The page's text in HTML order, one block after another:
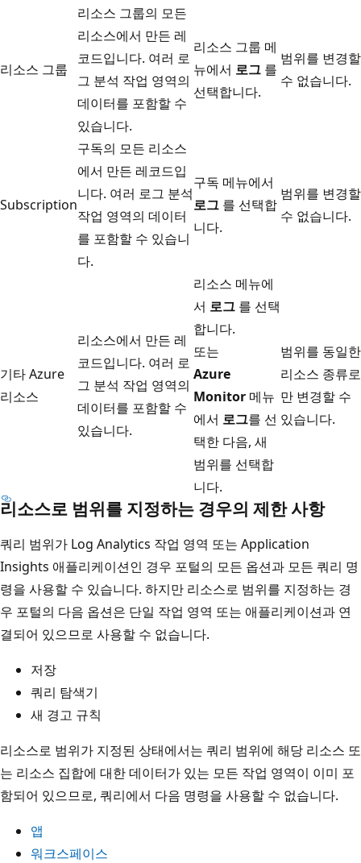
리소스 그룹
리소스 그룹의 모든
리소스에서 만든 레
코드입니다. 여러 로
그 분석 작업 영역의
데이터를 포함할 수
있습니다.
리소스 그룹 메
뉴에서 로그 를
선택합니다.
범위를 변경할
수 없습니다.
Subscription
구독의 모든 리소스
에서 만든 레코드입
니다. 여러 로그 분석
작업 영역의 데이터
를 포함할 수 있습니
다.
구독 메뉴에서
로그 를 선택합
니다.
범위를 변경할
수 없습니다.
기타 Azure
리소스
리소스에서 만든 레
코드입니다. 여러 로
그 분석 작업 영역의
데이터를 포함할 수
있습니다.
리소스 메뉴에
서 로그 를 선택
합니다.
또는
Azure
Monitor 메뉴
에서 로그를 선
택한 다음, 새
범위를 선택합
니다.
범위를 동일한
리소스 종류로
만 변경할 수
있습니다.
리소스로 범위를 지정하는 경우의 제한 사항
쿼리 범위가 Log Analytics 작업 영역 또는 Application
Insights 애플리케이션인 경우 포털의 모든 옵션과 모든 쿼리 명
령을 사용할 수 있습니다. 하지만 리소스로 범위를 지정하는 경
우 포털의 다음 옵션은 단일 작업 영역 또는 애플리케이션과 연
결되어 있으므로 사용할 수 없습니다.
저장
쿼리 탐색기
새 경고 규칙
리소스로 범위가 지정된 상태에서는 쿼리 범위에 해당 리소스 또
는 리소스 집합에 대한 데이터가 있는 모든 작업 영역이 이미 포
함되어 있으므로, 쿼리에서 다음 명령을 사용할 수 없습니다.
앱
워크스페이스